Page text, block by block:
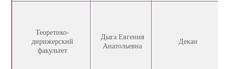
Теоретико-
дирижерский
факультет
Дыга Евгения
Анатольевна
Декан